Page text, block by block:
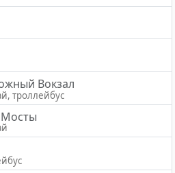
Вокзал
троллейбус